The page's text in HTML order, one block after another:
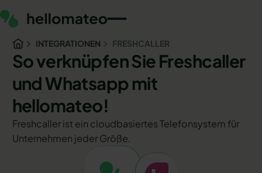
INTEGRATIONEN FRESHCALLER
So verknüpfen Sie Freshcaller
und Whatsapp mit
hellomateo!
Freshcaller ist ein cloudbasiertes Telefonsystem für
Unternehmen jeder Größe.